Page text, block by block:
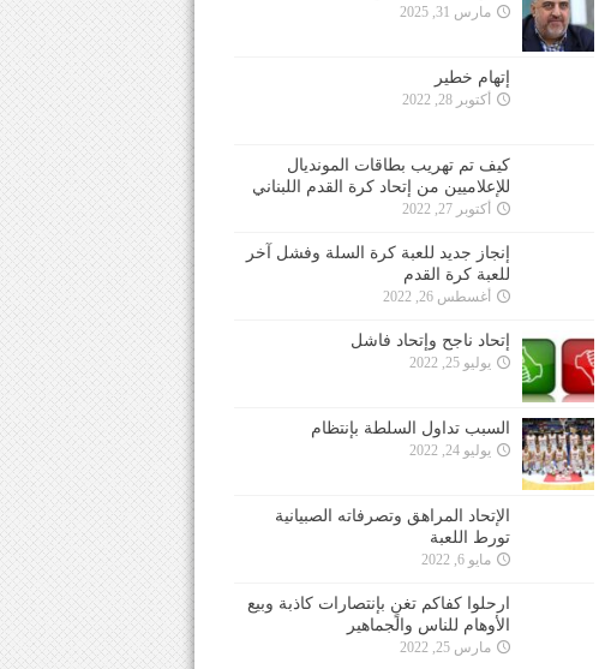
مارس 31, 2025
إتهام خطير
أكتوبر 28, 2022
كيف تم تهريب بطاقات المونديال
للإعلاميين من إتحاد كرة القدم اللبناني
أكتوبر 27, 2022
إنجاز جديد للعبة كرة السلة وفشل آخر
للعبة كرة القدم
أغسطس 26, 2022
إتحاد ناجح وإتحاد فاشل
يوليو 25, 2022
السبب تداول السلطة بإنتظام
يوليو 24, 2022
الإتحاد المراهق وتصرفاته الصبيانية
تورط اللعبة
مايو 6, 2022
ارحلوا كفاكم تغنٍ بإنتصارات كاذبة وبيع
الأوهام للناس والجماهير
مارس 25, 2022